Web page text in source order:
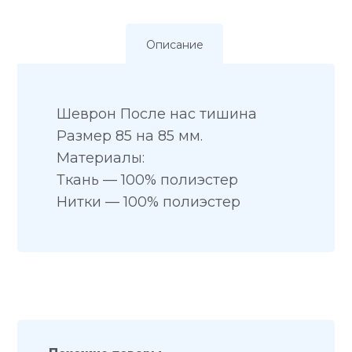
Описание
Шеврон После нас тишина
Размер 85 на 85 мм.
Материалы:
Ткань — 100% полиэстер
Нитки — 100% полиэстер